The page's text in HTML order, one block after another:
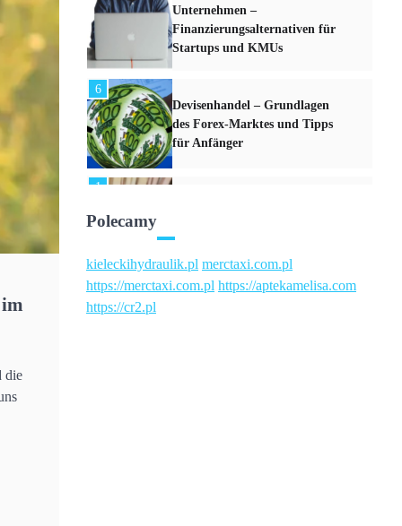
die
Unternehmen –
Finanzierungsalternativen für
Startups und KMUs
6
Devisenhandel – Grundlagen
des Forex-Marktes und Tipps
für Anfänger
1
Entwicklungen im digitalen
Finanzmarkt
2
Polecamy
kieleckihydraulik.pl merctaxi.com.pl
https://merctaxi.com.pl https://aptekamelisa.com
https://cr2.pl